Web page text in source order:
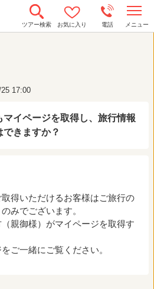
ツアー検索 お気に入り 電話 メニュー
o
a
17:00
マイページを取得し、旅行情報
きますか？
得いただけるお客様はご旅行の
みでございます。
親御様）がマイページを取得す
ご一緒にご覧ください。